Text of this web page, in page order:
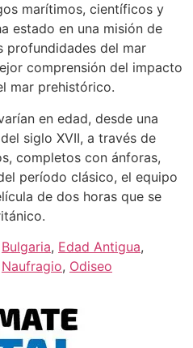
marítimos, científicos y
estado en una misión de
profundidades del mar
comprensión del impacto
mar prehistórico.
en edad, desde una
siglo XVII, a través de
completos con ánforas,
período clásico, el equipo
de dos horas que se
Bulgaria, Edad Antigua,
Naufragio, Odiseo